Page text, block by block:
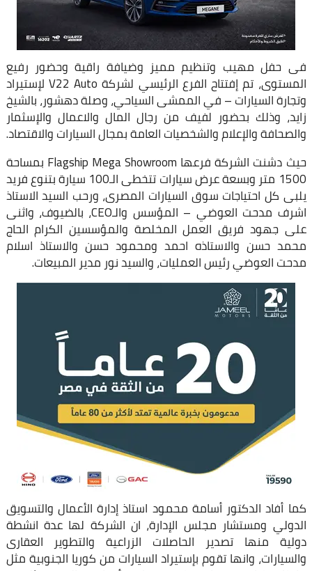
فى حفل مهيب وتنظيم مميز وضيافة راقية وحضور رفيع
المستوى، تم إفتتاح الفرع الرئيسي لشركة V22 Auto لإستيراد
وتجارة السيارات – في الممشى السياحي، وصلة دهشور، بالشيخ
زايد، وذلك بحضور لفيف من رجال المال والاعمال والإسثمار
والصحافة والإعلام والشخصيات العامة بمجال السيارات والاقتصاد.
حيث دشنت الشركة فرعها Flagship Mega Showroom بمساحة
1500 متر وبسعة عرض سيارات تتخطى الـ100 سيارة بتنوع فريد
يلبى كل احتياجات سوق السيارات المصرى، ورحب السيد الاستاذ
اشرف مدحت العوضي – المؤسس والـCEO، بالضيوف، واثنى
على جهود فريق العمل المخلصة والمؤسسين الكرام الحاج
محمد حسن والاستاذه احمد ومحمود حسن والاستاذ اسلام
مدحت العوضي رئيس العمليات، والسيد نور مدير المبيعات.
كما أفاد الدكتور أسامة محمود استاذ إدارة الأعمال والتسويق
الدولي ومستشار مجلس الإدارة، ان الشركة لها عدة انشطة
دولية منها تصدير الحاصلات الزراعية والتطوير العقارى
والسيارات، وانها تقوم بإستيراد السيارات من كوريا الجنوبية مثل